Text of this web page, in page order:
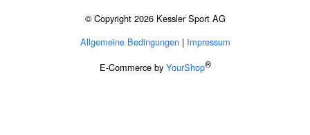
© Copyright 2026 Kessler Sport AG
Allgemeine Bedingungen| Impressum
E-Commerce by YourShop®